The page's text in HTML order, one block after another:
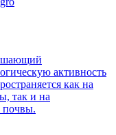
активность
как на
так и на
почвы.